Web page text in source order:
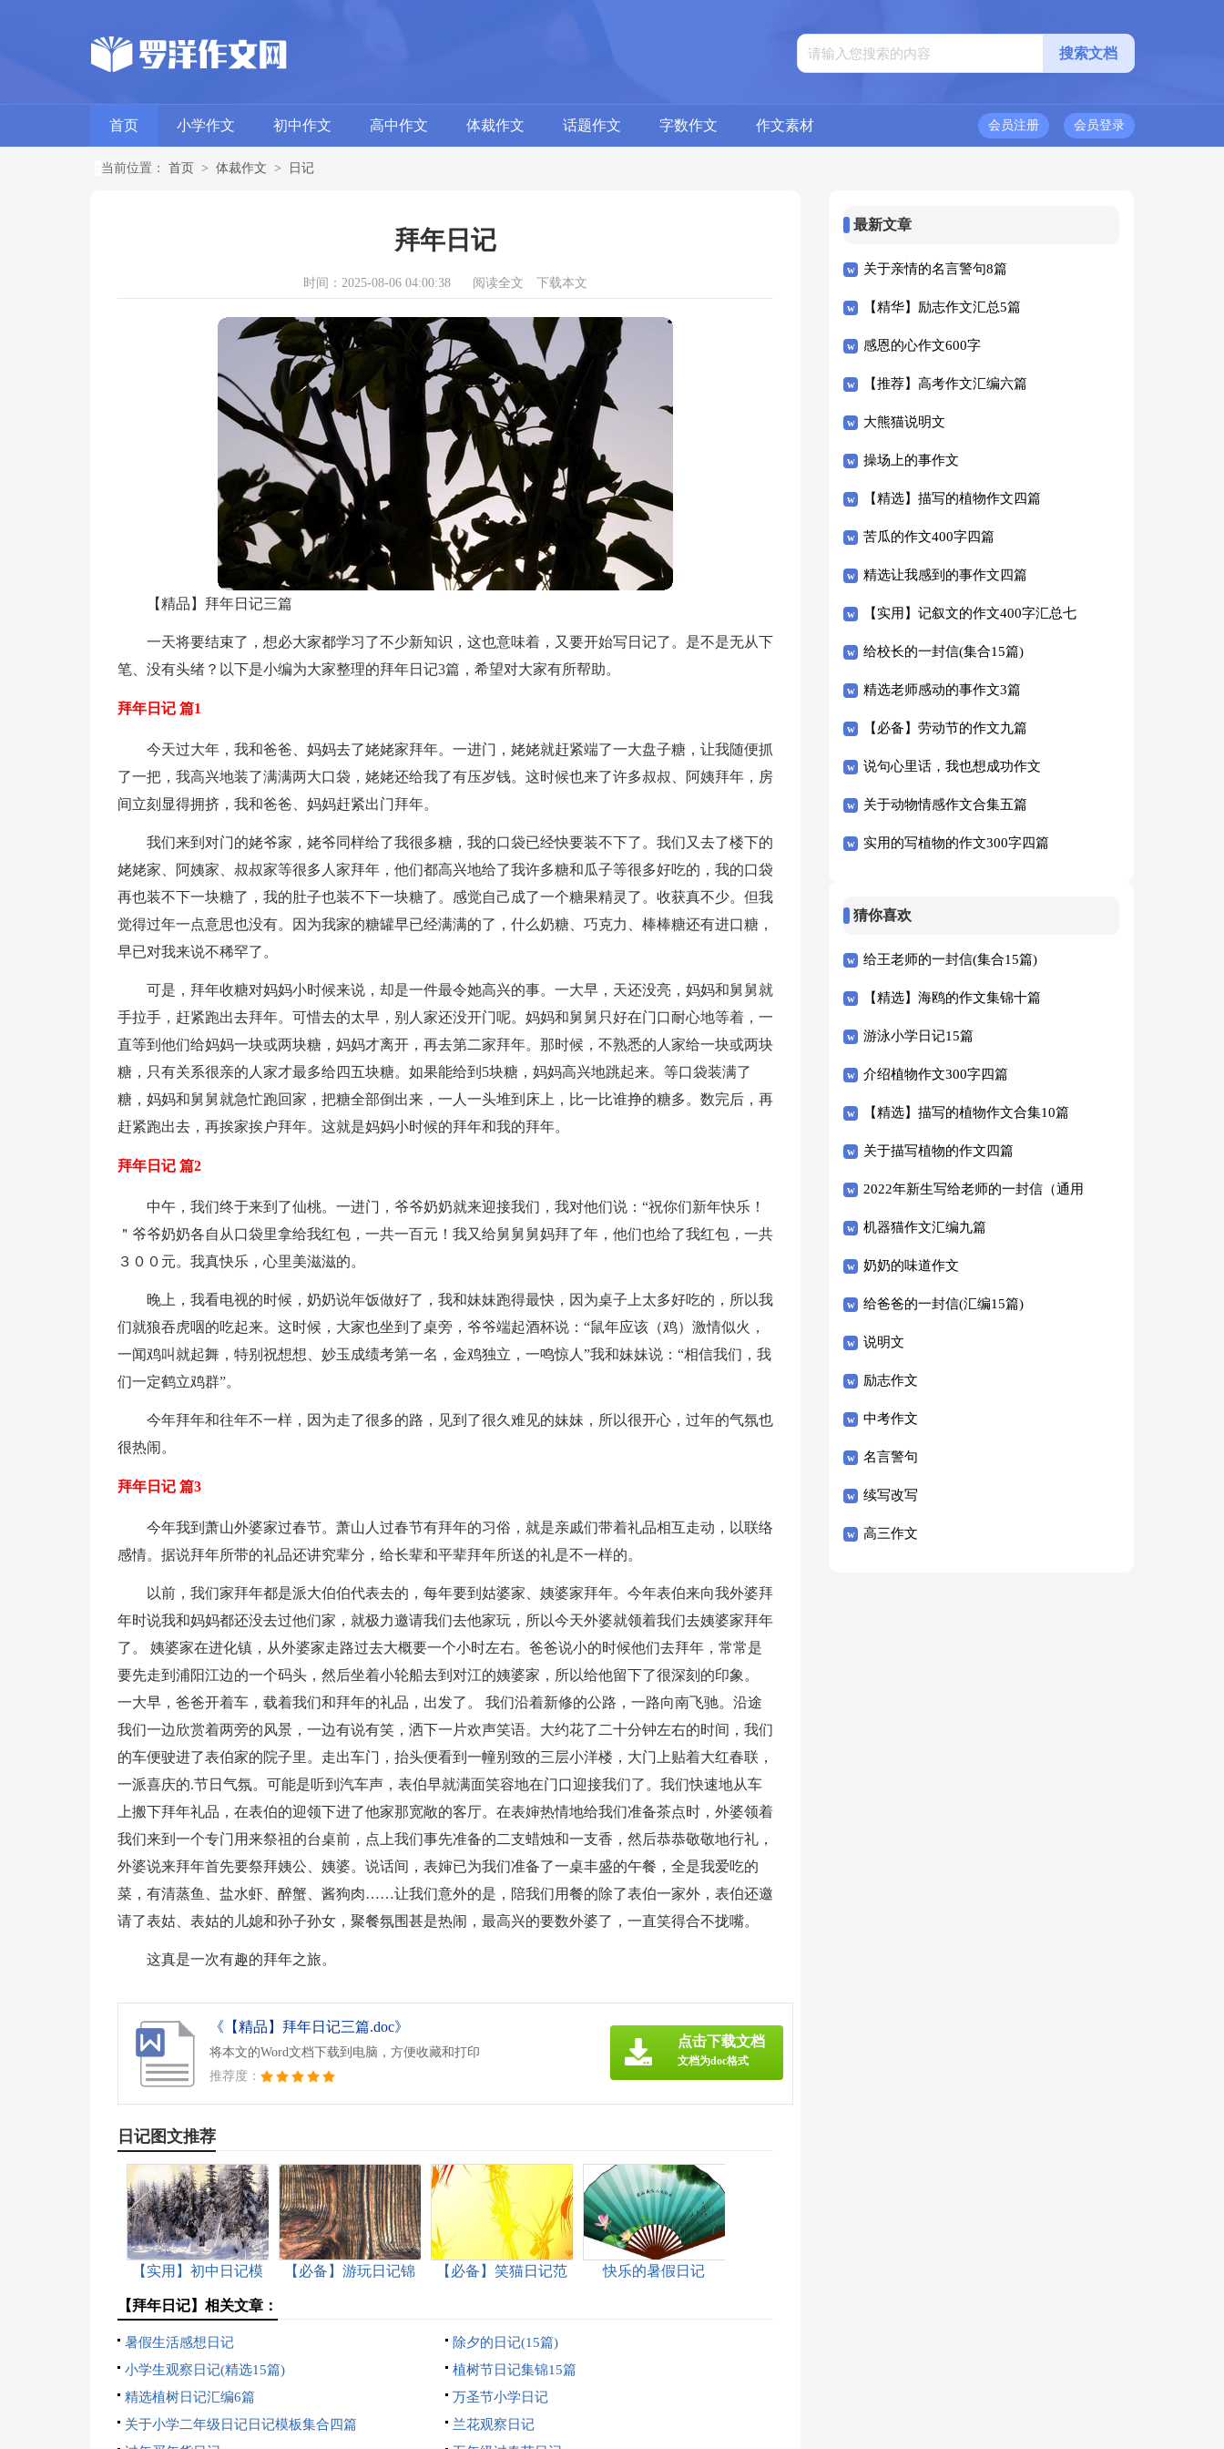
首页 小学作文 初中作文 高中作文 体裁作文 话题作文 字数作文 作文素材 会员登录
会员注册
当前位置： 首页 > 体裁作文 > 日记
拜年日记
时间：2025-08-06 04:00:38 阅读全文 下载本文
【精品】拜年日记三篇
一天将要结束了，想必大家都学习了不少新知识，这也意味着，又要开始写日记了。是不是无从下
笔、没有头绪？以下是小编为大家整理的拜年日记3篇，希望对大家有所帮助。
拜年日记 篇1
今天过大年，我和爸爸、妈妈去了姥姥家拜年。一进门，姥姥就赶紧端了一大盘子糖，让我随便抓
了一把，我高兴地装了满满两大口袋，姥姥还给我了有压岁钱。这时候也来了许多叔叔、阿姨拜年，房
间立刻显得拥挤，我和爸爸、妈妈赶紧出门拜年。
我们来到对门的姥爷家，姥爷同样给了我很多糖，我的口袋已经快要装不下了。我们又去了楼下的
姥姥家、阿姨家、叔叔家等很多人家拜年，他们都高兴地给了我许多糖和瓜子等很多好吃的，我的口袋
再也装不下一块糖了，我的肚子也装不下一块糖了。感觉自己成了一个糖果精灵了。收获真不少。但我
觉得过年一点意思也没有。因为我家的糖罐早已经满满的了，什么奶糖、巧克力、棒棒糖还有进口糖，
早已对我来说不稀罕了。
可是，拜年收糖对妈妈小时候来说，却是一件最令她高兴的事。一大早，天还没亮，妈妈和舅舅就
手拉手，赶紧跑出去拜年。可惜去的太早，别人家还没开门呢。妈妈和舅舅只好在门口耐心地等着，一
直等到他们给妈妈一块或两块糖，妈妈才离开，再去第二家拜年。那时候，不熟悉的人家给一块或两块
糖，只有关系很亲的人家才最多给四五块糖。如果能给到5块糖，妈妈高兴地跳起来。等口袋装满了
糖，妈妈和舅舅就急忙跑回家，把糖全部倒出来，一人一头堆到床上，比一比谁挣的糖多。数完后，再
赶紧跑出去，再挨家挨户拜年。这就是妈妈小时候的拜年和我的拜年。
拜年日记 篇2
中午，我们终于来到了仙桃。一进门，爷爷奶奶就来迎接我们，我对他们说：“祝你们新年快乐！
＂爷爷奶奶各自从口袋里拿给我红包，一共一百元！我又给舅舅舅妈拜了年，他们也给了我红包，一共
３００元。我真快乐，心里美滋滋的。
晚上，我看电视的时候，奶奶说年饭做好了，我和妹妹跑得最快，因为桌子上太多好吃的，所以我
们就狼吞虎咽的吃起来。这时候，大家也坐到了桌旁，爷爷端起酒杯说：“鼠年应该（鸡）激情似火，
一闻鸡叫就起舞，特别祝想想、妙玉成绩考第一名，金鸡独立，一鸣惊人”我和妹妹说：“相信我们，我
们一定鹤立鸡群”。
今年拜年和往年不一样，因为走了很多的路，见到了很久难见的妹妹，所以很开心，过年的气氛也
很热闹。
拜年日记 篇3
今年我到萧山外婆家过春节。萧山人过春节有拜年的习俗，就是亲戚们带着礼品相互走动，以联络
感情。据说拜年所带的礼品还讲究辈分，给长辈和平辈拜年所送的礼是不一样的。
以前，我们家拜年都是派大伯伯代表去的，每年要到姑婆家、姨婆家拜年。今年表伯来向我外婆拜
年时说我和妈妈都还没去过他们家，就极力邀请我们去他家玩，所以今天外婆就领着我们去姨婆家拜年
了。 姨婆家在进化镇，从外婆家走路过去大概要一个小时左右。爸爸说小的时候他们去拜年，常常是
要先走到浦阳江边的一个码头，然后坐着小轮船去到对江的姨婆家，所以给他留下了很深刻的印象。
一大早，爸爸开着车，载着我们和拜年的礼品，出发了。 我们沿着新修的公路，一路向南飞驰。沿途
我们一边欣赏着两旁的风景，一边有说有笑，洒下一片欢声笑语。大约花了二十分钟左右的时间，我们
的车便驶进了表伯家的院子里。走出车门，抬头便看到一幢别致的三层小洋楼，大门上贴着大红春联，
一派喜庆的.节日气氛。可能是听到汽车声，表伯早就满面笑容地在门口迎接我们了。我们快速地从车
上搬下拜年礼品，在表伯的迎领下进了他家那宽敞的客厅。在表婶热情地给我们准备茶点时，外婆领着
我们来到一个专门用来祭祖的台桌前，点上我们事先准备的二支蜡烛和一支香，然后恭恭敬敬地行礼，
外婆说来拜年首先要祭拜姨公、姨婆。说话间，表婶已为我们准备了一桌丰盛的午餐，全是我爱吃的
菜，有清蒸鱼、盐水虾、醉蟹、酱狗肉……让我们意外的是，陪我们用餐的除了表伯一家外，表伯还邀
请了表姑、表姑的儿媳和孙子孙女，聚餐氛围甚是热闹，最高兴的要数外婆了，一直笑得合不拢嘴。
这真是一次有趣的拜年之旅。
《【精品】拜年日记三篇.doc》
将本文的Word文档下载到电脑，方便收藏和打印
推荐度：
点击下载文档
文档为doc格式
日记图文推荐
【实用】初中日记模
【必备】游玩日记锦
【必备】笑猫日记范
快乐的暑假日记
【拜年日记】相关文章：
暑假生活感想日记
除夕的日记(15篇)
小学生观察日记(精选15篇)
植树节日记集锦15篇
精选植树日记汇编6篇
万圣节小学日记
关于小学二年级日记日记模板集合四篇
兰花观察日记
最新文章
关于亲情的名言警句8篇
【精华】励志作文汇总5篇
感恩的心作文600字
【推荐】高考作文汇编六篇
大熊猫说明文
操场上的事作文
【精选】描写的植物作文四篇
苦瓜的作文400字四篇
精选让我感到的事作文四篇
【实用】记叙文的作文400字汇总七
篇
给校长的一封信(集合15篇)
精选老师感动的事作文3篇
【必备】劳动节的作文九篇
说句心里话，我也想成功作文
关于动物情感作文合集五篇
实用的写植物的作文300字四篇
猜你喜欢
给王老师的一封信(集合15篇)
【精选】海鸥的作文集锦十篇
游泳小学日记15篇
介绍植物作文300字四篇
【精选】描写的植物作文合集10篇
关于描写植物的作文四篇
2022年新生写给老师的一封信（通用
8篇）
机器猫作文汇编九篇
奶奶的味道作文
给爸爸的一封信(汇编15篇)
说明文
励志作文
中考作文
名言警句
续写改写
高三作文